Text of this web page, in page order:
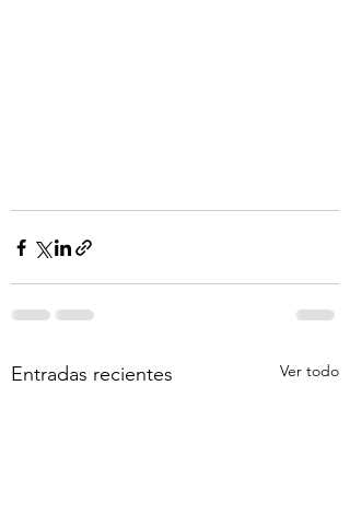
Entradas recientes Ver todo